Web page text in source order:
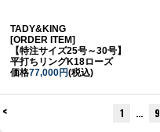
TADY&KING
[ORDER ITEM]
【特注サイズ25号～30号】
平打ちリングK18ローズ
価格77,000円(税込)
< 1 … 9